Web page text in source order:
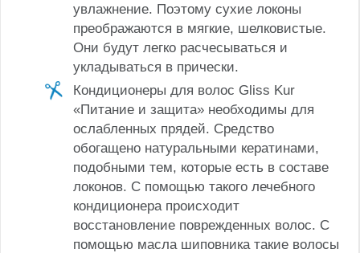
увлажнение. Поэтому сухие локоны
преображаются в мягкие, шелковистые.
Они будут легко расчесываться и
укладываться в прически.
Кондиционеры для волос Gliss Kur
«Питание и защита» необходимы для
ослабленных прядей. Средство
обогащено натуральными кератинами,
подобными тем, которые есть в составе
локонов. С помощью такого лечебного
кондиционера происходит
восстановление поврежденных волос. С
помощью масла шиповника такие волосы